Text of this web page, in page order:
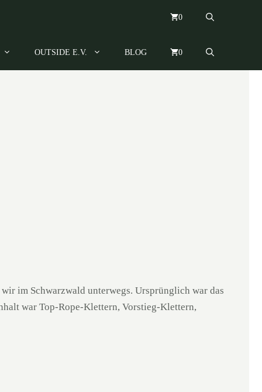
0
OUTSIDE E.V. BLOG 0
im Schwarzwald unterwegs. Ursprünglich war das
war Top-Rope-Klettern, Vorstieg-Klettern,